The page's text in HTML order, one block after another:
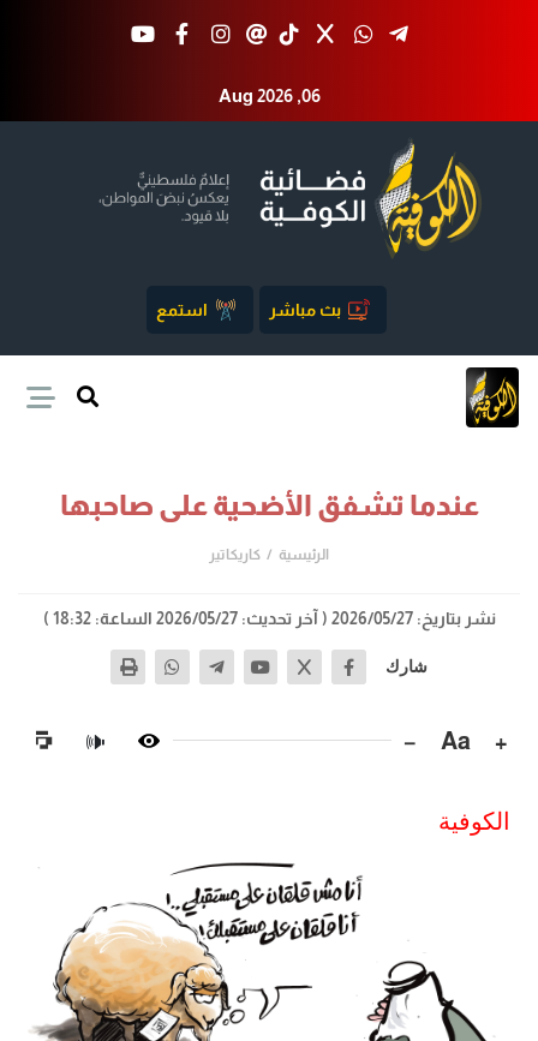
Aug 2026 ,06
بث مباشر استمع
عندما تشفق الأضحية على صاحبها
الرئيسية كاريكاتير
نشر بتاريخ: 2026/05/27 ( آخر تحديث: 2026/05/27 الساعة: 18:32 )
شارك
+
Aa
−
🔊
الكوفية